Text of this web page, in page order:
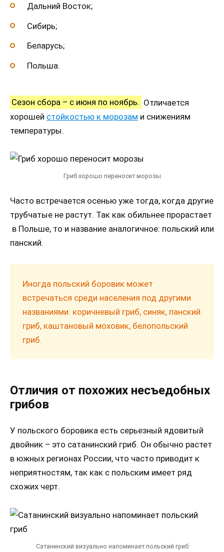
Дальний Восток;
Сибирь;
Беларусь;
Польша.
Сезон сбора – с июня по ноябрь. Отличается
хорошей стойкостью к морозам и снижениям
температуры.
Гриб хорошо переносит морозы
Часто встречается осенью уже тогда, когда другие
трубчатые не растут. Так как обильнее прорастает
в Польше, то и название аналогичное: польский или
панский.
Иногда польский боровик может
встречаться среди населения под другими
названиями: коричневый гриб, синяк, панский
гриб, каштановый моховик, белопольский
гриб.
Отличия от похожих несъедобных
грибов
У польского боровика есть серьезный ядовитый
двойник – это сатанинский гриб. Он обычно растет
в южных регионах России, что часто приводит к
неприятностям, так как с польским имеет ряд
схожих черт.
Сатанинский визуально напоминает польский гриб